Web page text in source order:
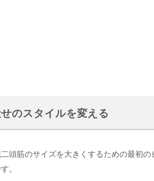
のスタイルを変える
頭筋のサイズを大きくするための最初
。